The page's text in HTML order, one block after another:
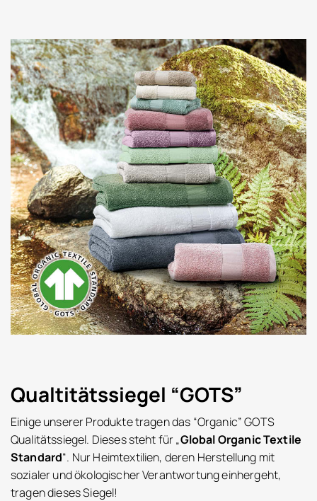
Qualtitätssiegel “GOTS”
Einige unserer Produkte tragen das “Organic” GOTS
Qualitätssiegel. Dieses steht für „Global Organic Textile
Standard“. Nur Heimtextilien, deren Herstellung mit
sozialer und ökologischer Verantwortung einhergeht,
tragen dieses Siegel!